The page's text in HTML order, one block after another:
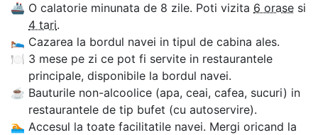
🚢 O calatorie minunata de 8 zile. Poti vizita 6 orase si
4 tari.
🛌 Cazarea la bordul navei in tipul de cabina ales.
🍽 3 mese pe zi ce pot fi servite in restaurantele
principale, disponibile la bordul navei.
☕ Bauturile non-alcoolice (apa, ceai, cafea, sucuri) in
restaurantele de tip bufet (cu autoservire).
🏊‍ Accesul la toate facilitatile navei. Mergi oricand la